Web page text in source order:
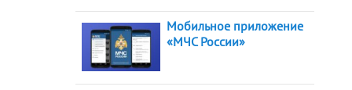
Мобильное приложение
«МЧС России»